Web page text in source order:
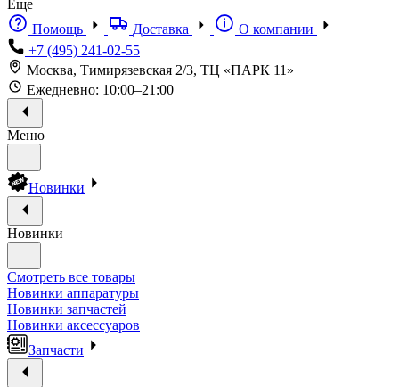
Еще
Помощь
Доставка
О компании
+7 (495) 241-02-55
Москва, Тимирязевская 2/3, ТЦ «ПАРК 11»
Ежедневно: 10:00–21:00
Меню
Новинки
Новинки
Смотреть все товары
Новинки аппаратуры
Новинки запчастей
Новинки аксессуаров
Запчасти